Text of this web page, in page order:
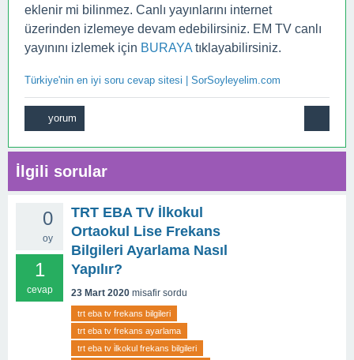
eklenir mi bilinmez. Canlı yayınlarını internet
üzerinden izlemeye devam edebilirsiniz. EM TV canlı
yayınını izlemek için BURAYA tıklayabilirsiniz.
Türkiye'nin en iyi soru cevap sitesi | SorSoyleyelim.com
İlgili sorular
0
oy
1
cevap
TRT EBA TV İlkokul
Ortaokul Lise Frekans
Bilgileri Ayarlama Nasıl
Yapılır?
23 Mart 2020 misafir sordu
trt eba tv frekans bilgileri
trt eba tv frekans ayarlama
trt eba tv i̇lkokul frekans bilgileri